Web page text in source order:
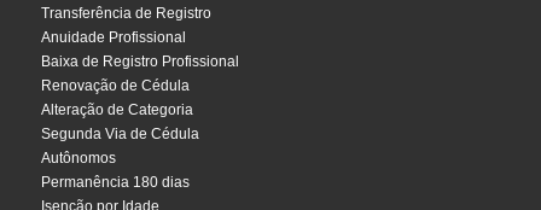
Transferência de Registro
Anuidade Profissional
Baixa de Registro Profissional
Renovação de Cédula
Alteração de Categoria
Segunda Via de Cédula
Autônomos
Permanência 180 dias